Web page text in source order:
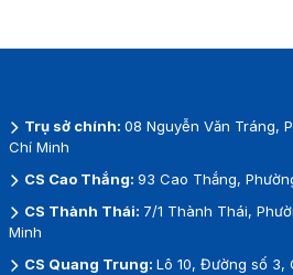
Trụ sở chính: 08 Nguyễn Văn Tráng,
Chí Minh
CS Cao Thắng: 93 Cao Thắng,
CS Thành Thái: 7/1 Thành Thái,
Minh
CS Quang Trung: Lô 10, Đường số 3,